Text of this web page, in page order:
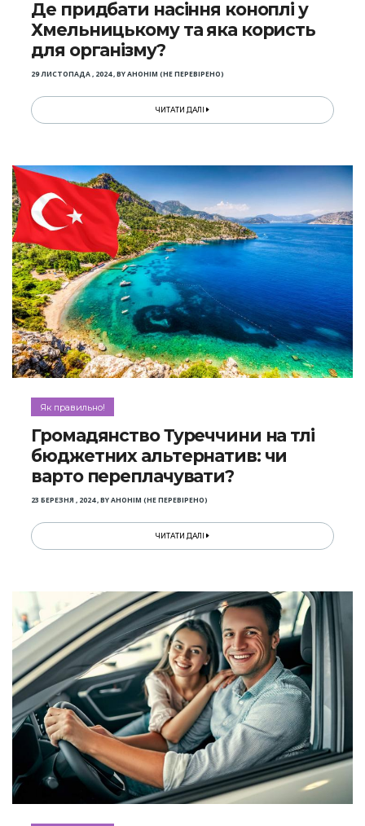
Де придбати насіння коноплі у
Хмельницькому та яка користь
для організму?
29 ЛИСТОПАДА , 2024,BYАНОНІМ (НЕ ПЕРЕВІРЕНО)
ЧИТАТИ ДАЛІ
Як правильно!
Громадянство Туреччини на тлі
бюджетних альтернатив: чи
варто переплачувати?
23 БЕРЕЗНЯ , 2024,BYАНОНІМ (НЕ ПЕРЕВІРЕНО)
ЧИТАТИ ДАЛІ